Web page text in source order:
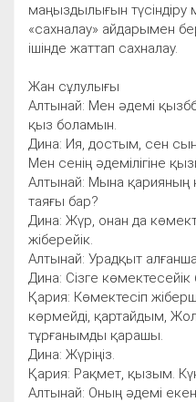
маңыздылығын
«сахналау» айдарымен
ішінде жаттап сахналау.
Жан сұлулығы
Алтынай: Мен әдемі
қыз боламын.
Дина: Ия, достым, сен
Мен сенің әдемілігіне
Алтынай: Мына қарияның
таяғы бар?
Дина: Жүр, онан да
жіберейік.
Алтынай: Урадқыт
Дина: Сізге көмектесейік
Қария: Көмектесіп
көрмейді, қартайдым,
тұрғанымды қарашы.
Дина: Жүріңіз.
Қария: Рақмет, қызым. Күн
Алтынай: Оның әдемі